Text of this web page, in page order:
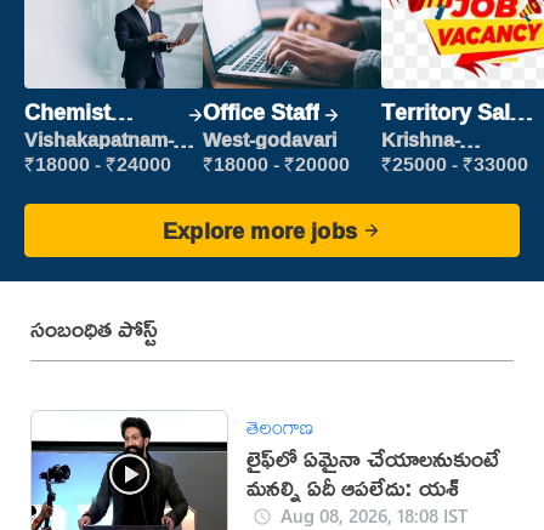
Chemist
Production
Executive
Vishakapatnam-
new
₹18000 - ₹24000
Office Staff
West-godavari
₹18000 - ₹20000
Territory Sales
Manager
Krishna-
vijayawada
₹25000 - ₹33000
Explore more jobs
సంబంధిత పోస్ట్
తెలంగాణ
లైఫ్‌లో ఏమైనా చేయాలనుకుంటే
మనల్ని ఏదీ ఆపలేదు: యశ్
Aug 08, 2026, 18:08 IST